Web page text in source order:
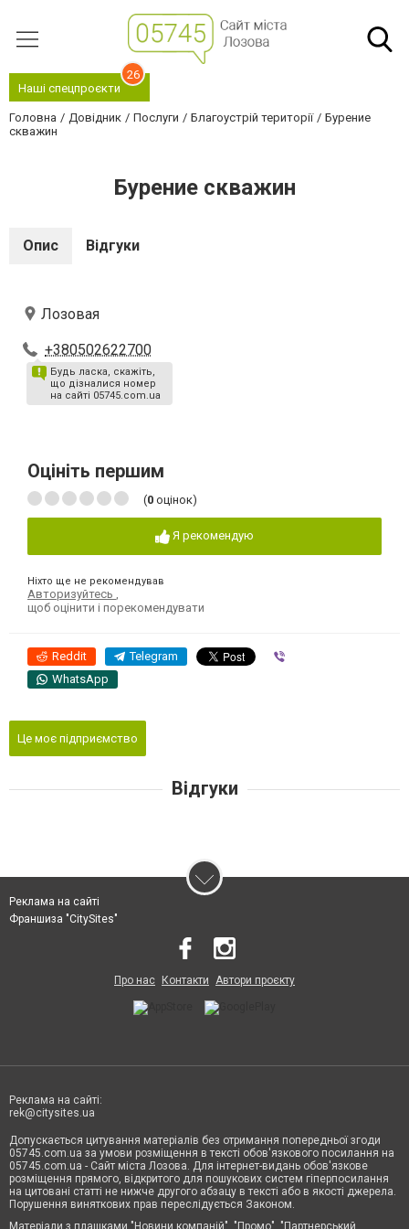
Наші спецпроєкти
26
Головна Довідник Послуги Благоустрій території
Бурение
скважин
Бурение скважин
Опис Відгуки
Лозовая
+380502622700
Будь ласка, скажіть,
що дізналися номер
на сайті 05745.com.ua
Оцініть першим
(0 оцінок)
Я рекомендую
Ніхто ще не рекомендував
Авторизуйтесь
щоб оцінити і порекомендувати
Reddit Telegram
WhatsApp
Це моє підприємство
Відгуки
Реклама на сайті
Франшиза "CitySites"
Про нас Контакти Автори проєкту
Реклама на сайті:
rek@citysites.ua
Допускається цитування матеріалів без отримання попередньої згоди
05745.com.ua за умови розміщення в тексті обов'язкового посилання на
05745.com.ua - Сайт міста Лозова. Для інтернет-видань обов'язкове
розміщення прямого, відкритого для пошукових систем гіперпосилання
на цитовані статті не нижче другого абзацу в тексті або в якості джерела.
Порушення виняткових прав переслідується Законом.
Матеріали з плашками "Новини компаній", "Промо", "Партнерський